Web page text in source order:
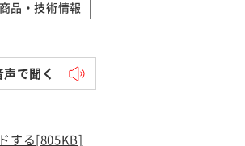
商品・技術情報
で聞く
する [805KB]